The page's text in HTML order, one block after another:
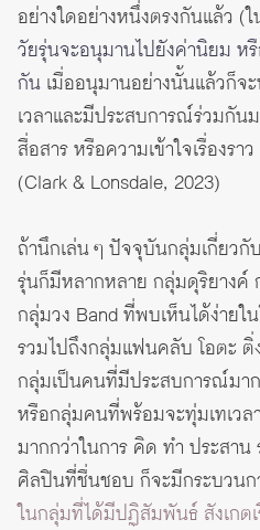
อย่างใดอย่างหนึ่งตรงกันแล้ว (
วัยรุ่นจะอนุมานไปยังค่านิยม ห
กัน เมื่ออนุมานอย่างนั้นแล้วก็จ
เวลาและมีประสบการณ์ร่วมกัน
สื่อสาร หรือความเข้าใจเรื่องร
(Clark & Lonsdale, 2023)
ถ้านึกเล่น ๆ ปัจจุบันกลุ่มเกี่ยวกั
รุ่นก็มีหลากหลาย กลุ่มดุริยาง
กลุ่มวง Band ที่พบเห็นได้ง่ายใ
รวมไปถึงกลุ่มแฟนคลับ โอตะ
กลุ่มเป็นคนที่มีประสบการณ์มา
หรือกลุ่มคนที่พร้อมจะทุ่มเทเวล
มากกว่าในการ คิด ทำ ประสาน
ศิลปินที่ชื่นชอบ ก็จะมีกระบวนก
ในกลุ่มที่ได้มีปฏิสัมพันธ์ สังเกต